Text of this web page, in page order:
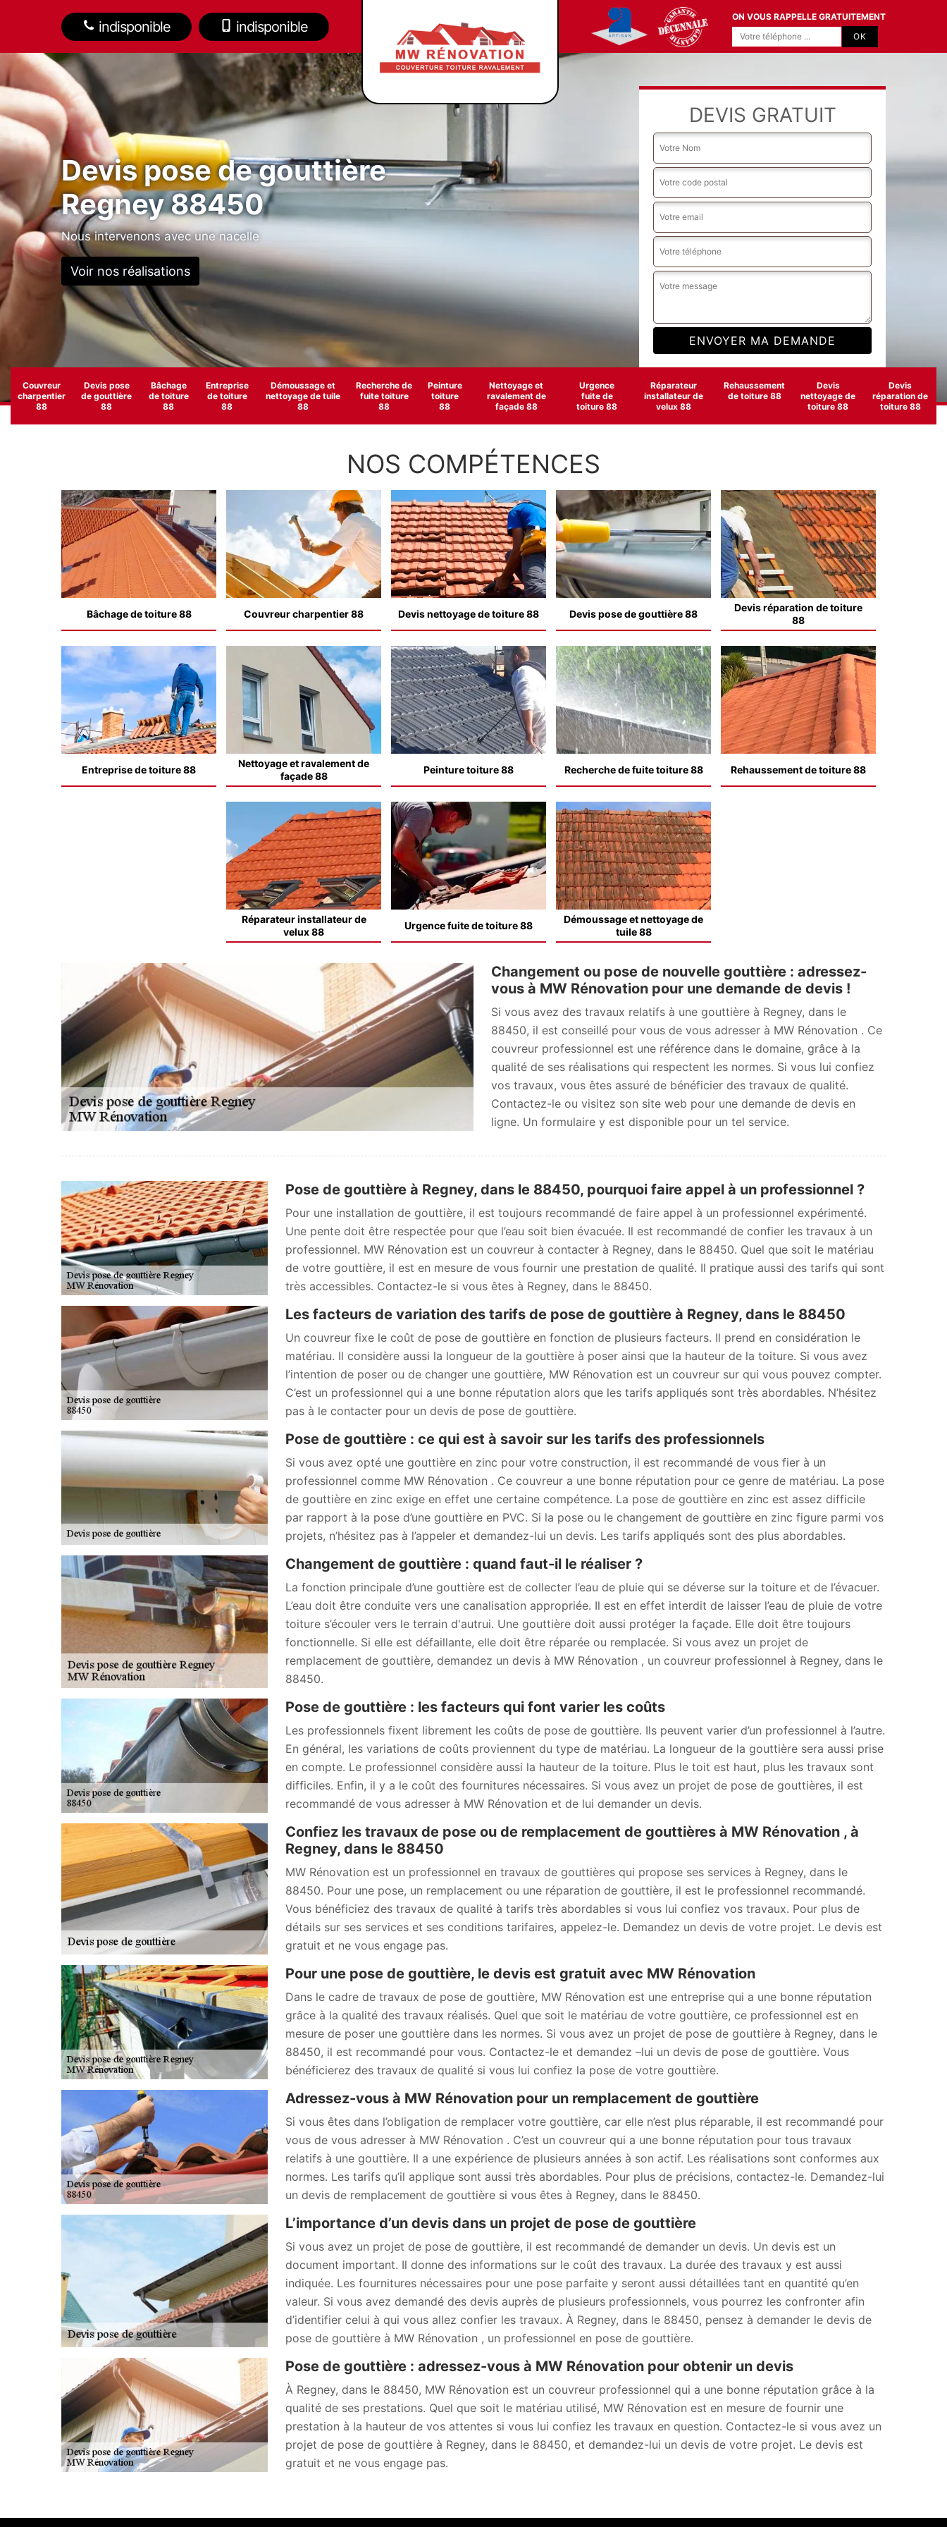
indisponible indisponible
ON VOUS RAPPELLE GRATUITEMENT
Devis pose de gouttière
Regney 88450
Nous intervenons avec une nacelle
Voir nos réalisations
DEVIS GRATUIT
Couvreur
charpentier
88
Devis pose
de gouttière
88
Bâchage
de toiture
88
Entreprise
de toiture
88
Démoussage et
nettoyage de tuile
88
Recherche de
fuite toiture
88
Peinture
toiture
88
Nettoyage et
ravalement de
façade 88
Urgence
fuite de
toiture 88
Réparateur
installateur de
velux 88
Rehaussement
de toiture 88
Devis
nettoyage de
toiture 88
Devis
réparation de
toiture 88
NOS COMPÉTENCES
Bâchage de toiture 88 Couvreur charpentier 88 Devis nettoyage de toiture 88 Devis pose de gouttière 88
Devis réparation de toiture
88
Entreprise de toiture 88
Nettoyage et ravalement de
façade 88
Peinture toiture 88 Recherche de fuite toiture 88 Rehaussement de toiture 88
Réparateur installateur de
velux 88
Urgence fuite de toiture 88
Démoussage et nettoyage de
tuile 88
Changement ou pose de nouvelle gouttière : adressez-
vous à MW Rénovation pour une demande de devis !
Si vous avez des travaux relatifs à une gouttière à Regney, dans le
88450, il est conseillé pour vous de vous adresser à MW Rénovation . Ce
couvreur professionnel est une référence dans le domaine, grâce à la
qualité de ses réalisations qui respectent les normes. Si vous lui confiez
vos travaux, vous êtes assuré de bénéficier des travaux de qualité.
Contactez-le ou visitez son site web pour une demande de devis en
ligne. Un formulaire y est disponible pour un tel service.
Pose de gouttière à Regney, dans le 88450, pourquoi faire appel à un professionnel ?
Pour une installation de gouttière, il est toujours recommandé de faire appel à un professionnel expérimenté.
Une pente doit être respectée pour que l’eau soit bien évacuée. Il est recommandé de confier les travaux à un
professionnel. MW Rénovation est un couvreur à contacter à Regney, dans le 88450. Quel que soit le matériau
de votre gouttière, il est en mesure de vous fournir une prestation de qualité. Il pratique aussi des tarifs qui sont
très accessibles. Contactez-le si vous êtes à Regney, dans le 88450.
Les facteurs de variation des tarifs de pose de gouttière à Regney, dans le 88450
Un couvreur fixe le coût de pose de gouttière en fonction de plusieurs facteurs. Il prend en considération le
matériau. Il considère aussi la longueur de la gouttière à poser ainsi que la hauteur de la toiture. Si vous avez
l’intention de poser ou de changer une gouttière, MW Rénovation est un couvreur sur qui vous pouvez compter.
C’est un professionnel qui a une bonne réputation alors que les tarifs appliqués sont très abordables. N’hésitez
pas à le contacter pour un devis de pose de gouttière.
Pose de gouttière : ce qui est à savoir sur les tarifs des professionnels
Si vous avez opté une gouttière en zinc pour votre construction, il est recommandé de vous fier à un
professionnel comme MW Rénovation . Ce couvreur a une bonne réputation pour ce genre de matériau. La pose
de gouttière en zinc exige en effet une certaine compétence. La pose de gouttière en zinc est assez difficile
par rapport à la pose d’une gouttière en PVC. Si la pose ou le changement de gouttière en zinc figure parmi vos
projets, n’hésitez pas à l’appeler et demandez-lui un devis. Les tarifs appliqués sont des plus abordables.
Changement de gouttière : quand faut-il le réaliser ?
La fonction principale d’une gouttière est de collecter l’eau de pluie qui se déverse sur la toiture et de l’évacuer.
L’eau doit être conduite vers une canalisation appropriée. Il est en effet interdit de laisser l’eau de pluie de votre
toiture s’écouler vers le terrain d'autrui. Une gouttière doit aussi protéger la façade. Elle doit être toujours
fonctionnelle. Si elle est défaillante, elle doit être réparée ou remplacée. Si vous avez un projet de
remplacement de gouttière, demandez un devis à MW Rénovation , un couvreur professionnel à Regney, dans le
88450.
Pose de gouttière : les facteurs qui font varier les coûts
Les professionnels fixent librement les coûts de pose de gouttière. Ils peuvent varier d’un professionnel à l’autre.
En général, les variations de coûts proviennent du type de matériau. La longueur de la gouttière sera aussi prise
en compte. Le professionnel considère aussi la hauteur de la toiture. Plus le toit est haut, plus les travaux sont
difficiles. Enfin, il y a le coût des fournitures nécessaires. Si vous avez un projet de pose de gouttières, il est
recommandé de vous adresser à MW Rénovation et de lui demander un devis.
Confiez les travaux de pose ou de remplacement de gouttières à MW Rénovation , à
Regney, dans le 88450
MW Rénovation est un professionnel en travaux de gouttières qui propose ses services à Regney, dans le
88450. Pour une pose, un remplacement ou une réparation de gouttière, il est le professionnel recommandé.
Vous bénéficiez des travaux de qualité à tarifs très abordables si vous lui confiez vos travaux. Pour plus de
détails sur ses services et ses conditions tarifaires, appelez-le. Demandez un devis de votre projet. Le devis est
gratuit et ne vous engage pas.
Pour une pose de gouttière, le devis est gratuit avec MW Rénovation
Dans le cadre de travaux de pose de gouttière, MW Rénovation est une entreprise qui a une bonne réputation
grâce à la qualité des travaux réalisés. Quel que soit le matériau de votre gouttière, ce professionnel est en
mesure de poser une gouttière dans les normes. Si vous avez un projet de pose de gouttière à Regney, dans le
88450, il est recommandé pour vous. Contactez-le et demandez –lui un devis de pose de gouttière. Vous
bénéficierez des travaux de qualité si vous lui confiez la pose de votre gouttière.
Adressez-vous à MW Rénovation pour un remplacement de gouttière
Si vous êtes dans l’obligation de remplacer votre gouttière, car elle n’est plus réparable, il est recommandé pour
vous de vous adresser à MW Rénovation . C’est un couvreur qui a une bonne réputation pour tous travaux
relatifs à une gouttière. Il a une expérience de plusieurs années à son actif. Les réalisations sont conformes aux
normes. Les tarifs qu’il applique sont aussi très abordables. Pour plus de précisions, contactez-le. Demandez-lui
un devis de remplacement de gouttière si vous êtes à Regney, dans le 88450.
L’importance d’un devis dans un projet de pose de gouttière
Si vous avez un projet de pose de gouttière, il est recommandé de demander un devis. Un devis est un
document important. Il donne des informations sur le coût des travaux. La durée des travaux y est aussi
indiquée. Les fournitures nécessaires pour une pose parfaite y seront aussi détaillées tant en quantité qu’en
valeur. Si vous avez demandé des devis auprès de plusieurs professionnels, vous pourrez les confronter afin
d’identifier celui à qui vous allez confier les travaux. À Regney, dans le 88450, pensez à demander le devis de
pose de gouttière à MW Rénovation , un professionnel en pose de gouttière.
Pose de gouttière : adressez-vous à MW Rénovation pour obtenir un devis
À Regney, dans le 88450, MW Rénovation est un couvreur professionnel qui a une bonne réputation grâce à la
qualité de ses prestations. Quel que soit le matériau utilisé, MW Rénovation est en mesure de fournir une
prestation à la hauteur de vos attentes si vous lui confiez les travaux en question. Contactez-le si vous avez un
projet de pose de gouttière à Regney, dans le 88450, et demandez-lui un devis de votre projet. Le devis est
gratuit et ne vous engage pas.